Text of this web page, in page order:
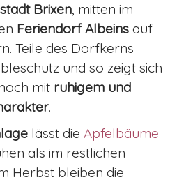
Brixen, mitten im
Feriendorf Albeins auf
Teile des Dorfkerns
und so zeigt sich
mit ruhigem und
.
lässt die Apfelbäume
als im restlichen
Herbst bleiben die